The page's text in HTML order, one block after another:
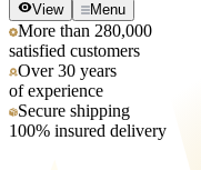
View Menu
More than 280,000
satisfied customers
Over 30 years
of experience
Secure shipping
100% insured delivery